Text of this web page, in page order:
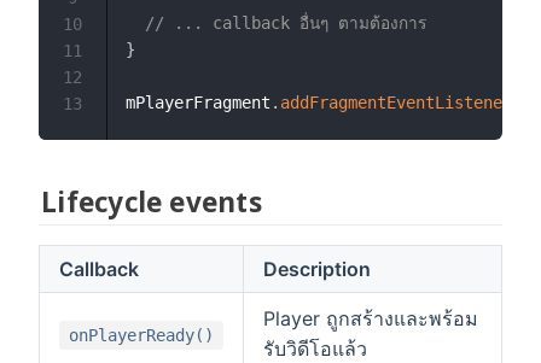
// ... callback อื่นๆ ตามต้องการ
}
mPlayerFragment . addFragmentEventListener
10
11
12
13
Lifecycle events
Callback Description
onPlayerReady()
Player ถูกสร้างและพร้อม
รับวิดีโอแล้ว